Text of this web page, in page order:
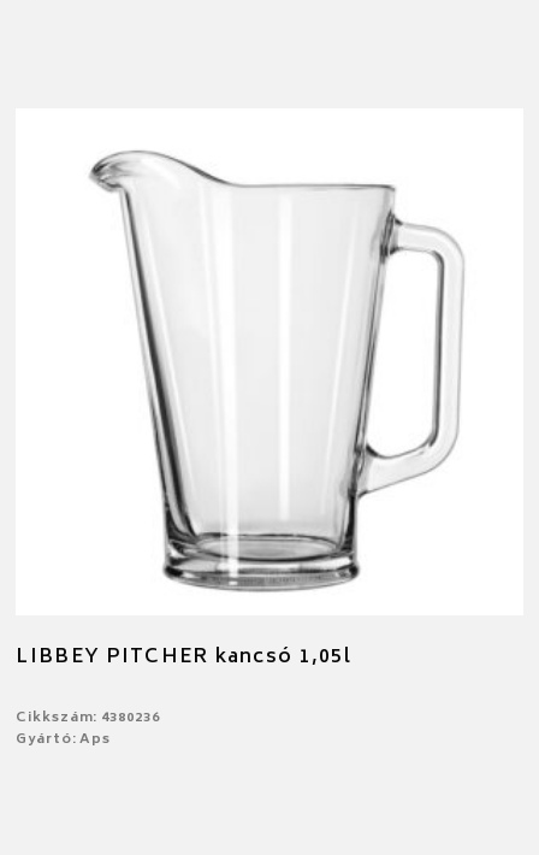
LIBBEY PITCHER kancsó 1,05l
Cikkszám: 4380236
Gyártó: Aps